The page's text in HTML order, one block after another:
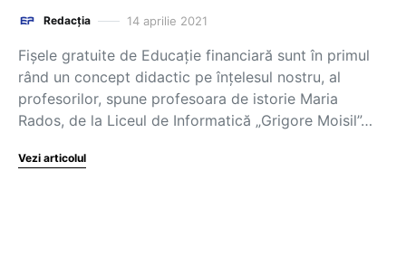
Redacția 14 aprilie 2021
Fișele gratuite de Educație financiară sunt în primul
rând un concept didactic pe înțelesul nostru, al
profesorilor, spune profesoara de istorie Maria
Rados, de la Liceul de Informatică „Grigore Moisil”…
Vezi articolul